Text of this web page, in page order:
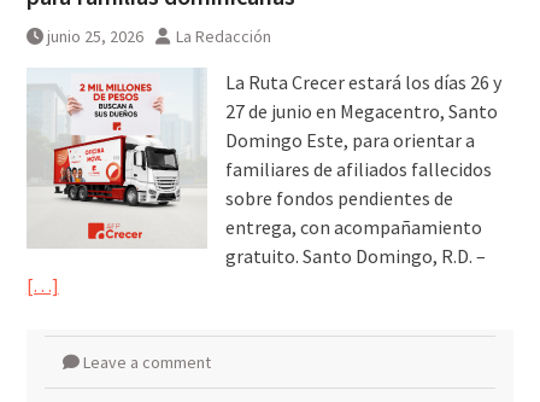
conservadores de EEUU a Israel
junio 25, 2026 La Redacción
La Ruta Crecer estará los días 26 y
27 de junio en Megacentro, Santo
Domingo Este, para orientar a
familiares de afiliados fallecidos
sobre fondos pendientes de
entrega, con acompañamiento
gratuito. Santo Domingo, R.D. –
[…]
Leave a comment